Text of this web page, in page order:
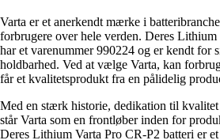
Varta er et anerkendt mærke i
forbrugere over hele verden. Deres
har et varenummer 990224 og er kendt for
holdbarhed. Ved at vælge Varta, kan
får et kvalitetsprodukt fra en pålidelig
Med en stærk historie, dedikation til
står Varta som en frontløber inden for
Deres Lithium Varta Pro CR-P2 batteri er